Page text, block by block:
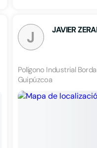
J JAVIER
Polígono Industrial
Guipúzcoa